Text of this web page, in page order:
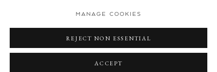
MANAGE COOKIES
REJECT NON ESSENTIAL
ACCEPT